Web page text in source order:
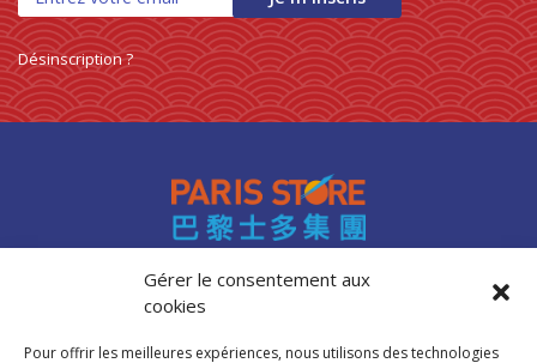
Gérer le consentement aux
cookies
Pour offrir les meilleures expériences, nous utilisons des technologies
Désinscription ?
Accès professionnels